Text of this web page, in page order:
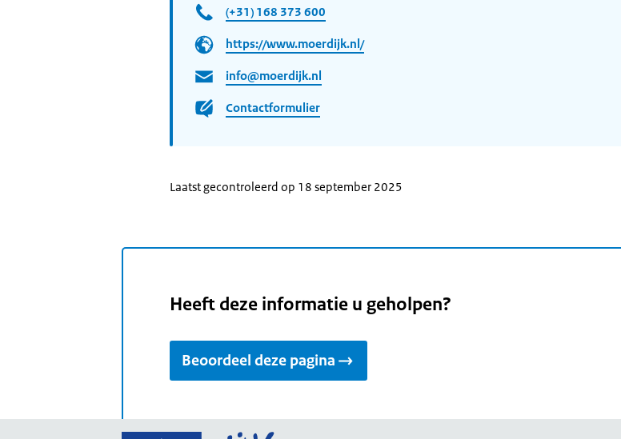
(+31) 168 373 600
https://www.moerdijk.nl/
info@moerdijk.nl
Contactformulier
Laatst gecontroleerd op 18 september 2025
Heeft deze informatie u geholpen?
Beoordeel deze pagina